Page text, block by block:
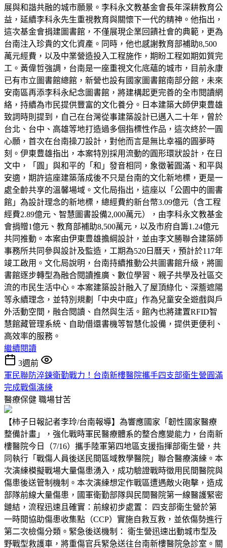
展與和諧共融的城市願景。李科永文教基金會長年深耕教育公
益，延續李科永先生重視教育與關懷下一代的精神。他指出，
這次基金會捐建圖書館，不僅展現企業回饋社會的典範，更為
台南注入珍貴的文化資產。同時，他也感謝教育部補助8,500
萬元經費，以及中業營造投入工程施作，期盼工程如期如質完
工。黃偉哲強調，台南是一座重視文化底蘊的城市，目前永康
已有市立圖書館總館，新營也設有國家圖書館南部分館，未來
安南區再添李科永紀念圖書館，將建構起更完善的全市閱讀網
絡，持續為市民提供豐富的文化養分。日本建築大師伊東豊雄
致詞時則提到，自己在台灣從事建築設計已邁入二十年，曾於
台北、台中、高雄等地打造過多個指標性作品，這次終於一圓
心願，首次在台南操刀設計，對他而言是無比幸福的圓夢時
刻。伊東豊雄指出，本案特別採用流動的圓形環狀設計，在日
文中，「圓」與和平的「和」發音相同，象徵著圓滿、和平與
安適，期許這座建築落成後不只是台南的文化新地標，更是一
處全齡共享的溫馨場域。文化局指出，這座以「公園中的圖書
館」為設計理念的新地標，總經費約新台幣3.09億元（含工程
經費2.89億元、智慧圖書設備2,000萬元），由李科永文教基金
會捐贈1億元、教育部補助8,500萬元，以及市府自籌1.24億元
共同推動。本案由伊東豊雄擔綱設計，並由李文勝聯合建築師
事務所共同參與設計及監造，工期為520日曆天，預計於117年
竣工啟用。文化局說明，台南持續推動公共圖書館升級，將圖
書館逐步轉型為融合閱讀推廣、數位學習、親子共學及社區交
流的市民生活中心。本案建築設計融入了屋頂綠化、深簷遮陽
等永續理念，並特別規劃「中央中庭」作為兒童安全遊戲與戶
外活動空間，融合閱讀、自然與生活。館內也將建置RFID智
慧館藏管理系統、自助借還書機等智慧化設備，提供更便利、
高效率的服務。
繼續閱讀
3週前
軍民聯防淬鍊衛勤戰力！台南新樓醫院攜手四支部衛生營圓滿
完成戰傷演練
醫療保健 職場甘苦
【柿子日報記者李玲/台南報導】為響應國家「韌性國家醫療
整備計畫」，強化戰時軍民醫療體系的整合應變能力，台南新
樓醫院今日（7/16）攜手陸軍第四地區支援指揮部衛生營，共
同執行「戰傷人員後送民間區域教學醫院」聯合醫療演練。本
次演練模擬戰場大量傷患湧入，成功驗證戰時徵用民間醫院與
傷患後送管制機制。本次演練想定作戰區遭遇敵火砲擊，造成
部隊前線大量傷患，國軍衛勤部隊與民間醫院第一線醫護緊密
鏈結，流程迅速且確實：前線初步處置： 四支部衛生營於第
一時間協助傷患收集點（CCP）實施自救互救，並依傷勢進行
第二次檢傷分類。緊急後送機制： 衛生營迅速出動城市型及
野戰型救護車，將重傷官兵緊急送往台南新樓醫院急診室。關